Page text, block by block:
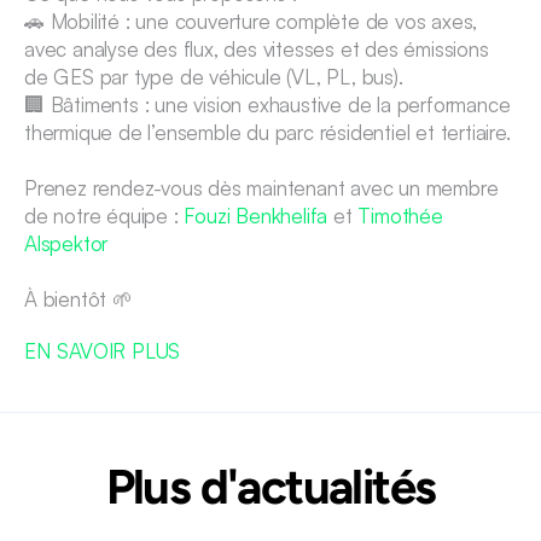
🚗 Mobilité : une couverture complète de vos axes,
avec analyse des flux, des vitesses et des émissions
de GES par type de véhicule (VL, PL, bus).
🏢 Bâtiments : une vision exhaustive de la performance
thermique de l’ensemble du parc résidentiel et tertiaire.
Prenez rendez-vous dès maintenant avec un membre
de notre équipe : Fouzi Benkhelifa et Timothée
Alspektor
À bientôt 🌱
EN SAVOIR PLUS
Plus d'actualités